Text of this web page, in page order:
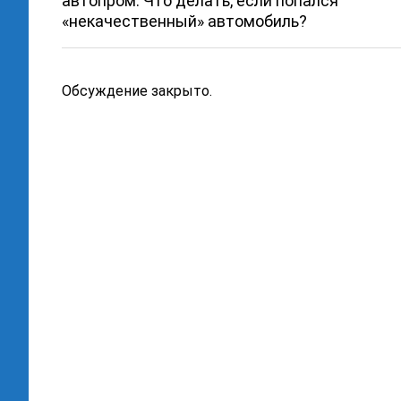
«некачественный» автомобиль?
Обсуждение закрыто.